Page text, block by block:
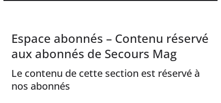
Espace abonnés – Contenu réservé
aux abonnés de Secours Mag
Le contenu de cette section est réservé à
nos abonnés